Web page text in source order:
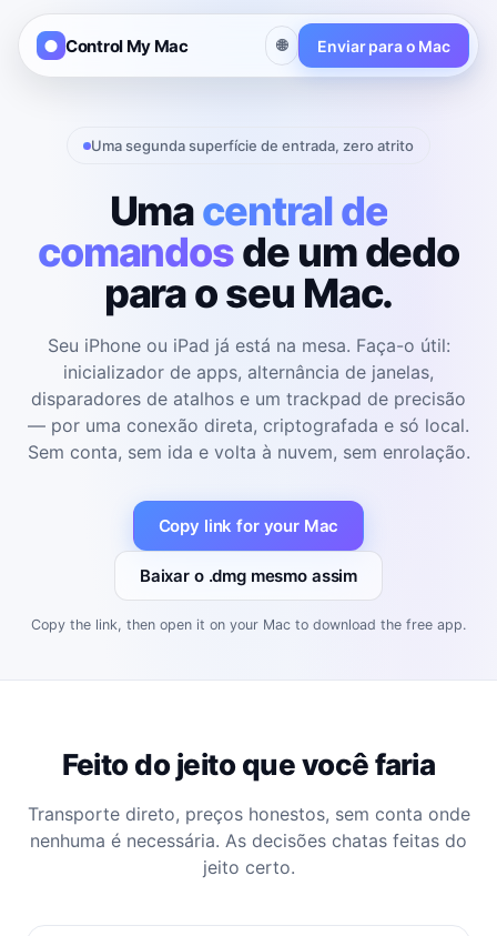
Control My Mac 🌐 Enviar para o Mac
Uma segunda superfície de entrada, zero atrito
Umacentral de
comandosde um dedo
para o seu Mac.
Seu iPhone ou iPad já está na mesa. Faça-o útil:
inicializador de apps, alternância de janelas,
disparadores de atalhos e um trackpad de precisão
— por uma conexão direta, criptografada e só local.
Sem conta, sem ida e volta à nuvem, sem enrolação.
Copy link for your Mac
Baixar o .dmg mesmo assim
Copy the link, then open it on your Mac to download the free app.
Feito do jeito que você faria
Transporte direto, preços honestos, sem conta onde
nenhuma é necessária. As decisões chatas feitas do
jeito certo.